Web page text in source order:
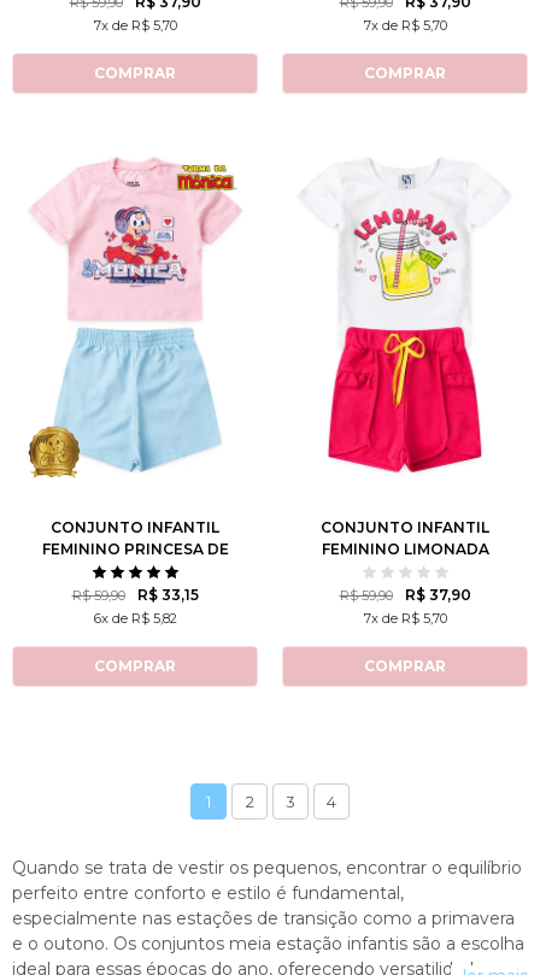
7x de R$ 5,70
COMPRAR
7x de R$ 5,70
COMPRAR
1 6
10
CONJUNTO INFANTIL
FEMININO PRINCESA DE
ATITUDE - TURMA DA
MÔNICA
R$ 59,90 R$ 33,15
6x de R$ 5,82
COMPRAR
6
10
CONJUNTO INFANTIL
FEMININO LIMONADA
REFRESCANTE
R$ 59,90 R$ 37,90
7x de R$ 5,70
COMPRAR
1 2 3 4
Quando se trata de vestir os pequenos, encontrar o equilíbrio
perfeito entre conforto e estilo é fundamental,
especialmente nas estações de transição como a primavera
e o outono. Os conjuntos meia estação infantis são a escolha
ideal para essas épocas do ano, oferecendo versatilidade e